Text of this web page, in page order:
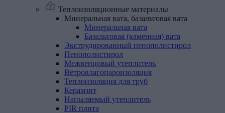
Теплоизоляционные материалы
Минеральная вата, базальтовая вата
Минеральная вата
Базальтовая (каменная) вата
Экструдированный пенополистирол
Пенополистирол
Межвенцовый утеплитель
Ветровлагопароизоляция
Теплоизоляция для труб
Керамзит
Напыляемый утеплитель
PIR плита